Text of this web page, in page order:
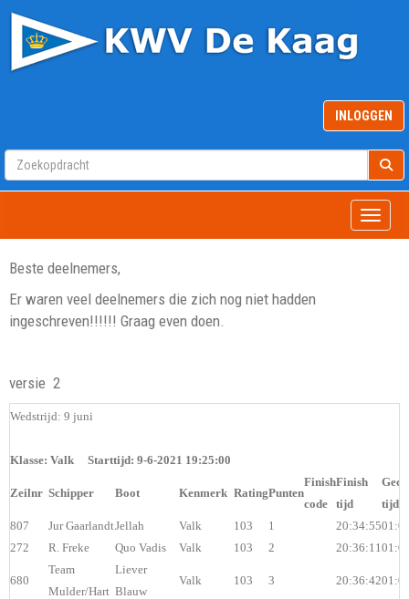
INLOGGEN
Beste deelnemers,
Er waren veel deelnemers die zich nog niet hadden
ingeschreven!!!!!! Graag even doen.
versie 2
Wedstrijd: 9 juni
Klasse: Valk Starttijd: 9-6-2021 19:25:00
Zeilnr Schipper Boot Kenmerk RatingPunten
Finish
code
Finish
tijd
tijd
807
Jur GaarlandtJellah Valk 103 1 20:34:55
272
R. Freke Quo Vadis Valk 103 2 20:36:11
680
Team
Mulder/Hart
Liever
Blauw
Valk 103 3 20:36:42